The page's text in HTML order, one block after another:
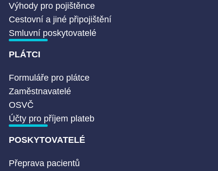
Výhody pro pojištěnce
Cestovní a jiné připojištění
Smluvní poskytovatelé
PLÁTCI
Formuláře pro plátce
Zaměstnavatelé
OSVČ
Účty pro příjem plateb
POSKYTOVATELÉ
Přeprava pacientů